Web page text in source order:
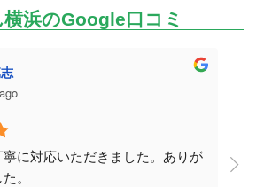
浜のGoogle口コミ
に対応いただきました。ありが
。